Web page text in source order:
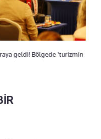
geldi! Bölgede 'turizmin